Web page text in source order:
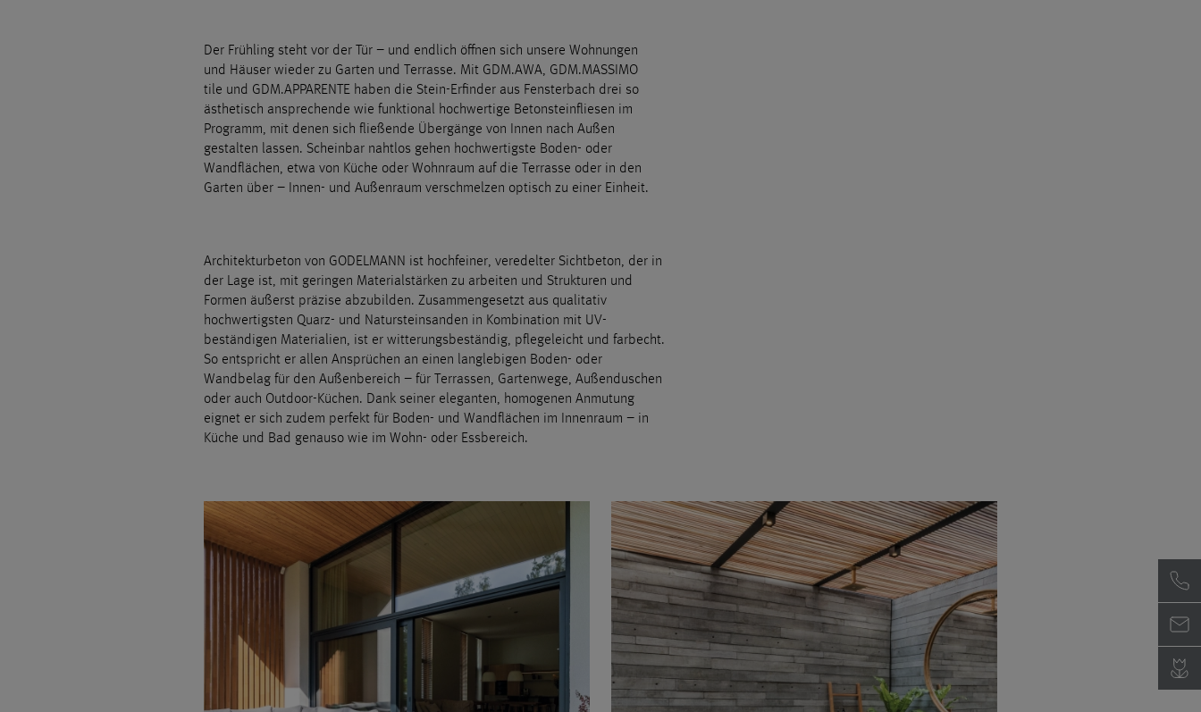
Der Frühling steht vor der Tür – und endlich öffnen sich unsere Wohnungen
und Häuser wieder zu Garten und Terrasse. Mit GDM.AWA, GDM.MASSIMO
tile und GDM.APPARENTE haben die Stein-Erfinder aus Fensterbach drei so
ästhetisch ansprechende wie funktional hochwertige Betonsteinfliesen im
Programm, mit denen sich fließende Übergänge von Innen nach Außen
gestalten lassen. Scheinbar nahtlos gehen hochwertigste Boden- oder
Wandflächen, etwa von Küche oder Wohnraum auf die Terrasse oder in den
Garten über – Innen- und Außenraum verschmelzen optisch zu einer Einheit.
Architekturbeton von GODELMANN ist hochfeiner, veredelter Sichtbeton, der in
der Lage ist, mit geringen Materialstärken zu arbeiten und Strukturen und
Formen äußerst präzise abzubilden. Zusammengesetzt aus qualitativ
hochwertigsten Quarz- und Natursteinsanden in Kombination mit UV-
beständigen Materialien, ist er witterungsbeständig, pflegeleicht und farbecht.
So entspricht er allen Ansprüchen an einen langlebigen Boden- oder
Wandbelag für den Außenbereich – für Terrassen, Gartenwege, Außenduschen
oder auch Outdoor-Küchen. Dank seiner eleganten, homogenen Anmutung
eignet er sich zudem perfekt für Boden- und Wandflächen im Innenraum – in
Küche und Bad genauso wie im Wohn- oder Essbereich.